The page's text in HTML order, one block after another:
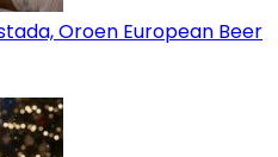
Oroen European Beer